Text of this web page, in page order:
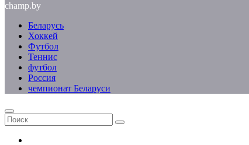
champ.by
Беларусь
Хоккей
Футбол
Теннис
футбол
Россия
чемпионат Беларуси